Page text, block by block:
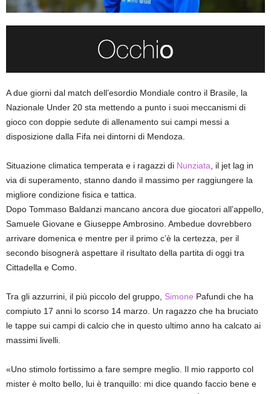
A due giorni dal match dell’esordio Mondiale contro il Brasile, la
Nazionale Under 20 sta mettendo a punto i suoi meccanismi di
gioco con doppie sedute di allenamento sui campi messi a
disposizione dalla Fifa nei dintorni di Mendoza.
Situazione climatica temperata e i ragazzi di Nunziata, il jet lag in
via di superamento, stanno dando il massimo per raggiungere la
migliore condizione fisica e tattica.
Dopo Tommaso Baldanzi mancano ancora due giocatori all’appello,
Samuele Giovane e Giuseppe Ambrosino. Ambedue dovrebbero
arrivare domenica e mentre per il primo c’è la certezza, per il
secondo bisognerà aspettare il risultato della partita di oggi tra
Cittadella e Como.
Tra gli azzurrini, il più piccolo del gruppo, Simone Pafundi che ha
compiuto 17 anni lo scorso 14 marzo. Un ragazzo che ha bruciato
le tappe sui campi di calcio che in questo ultimo anno ha calcato ai
massimi livelli.
«Uno stimolo fortissimo a fare sempre meglio. Il mio rapporto col
mister è molto bello, lui è tranquillo: mi dice quando faccio bene e